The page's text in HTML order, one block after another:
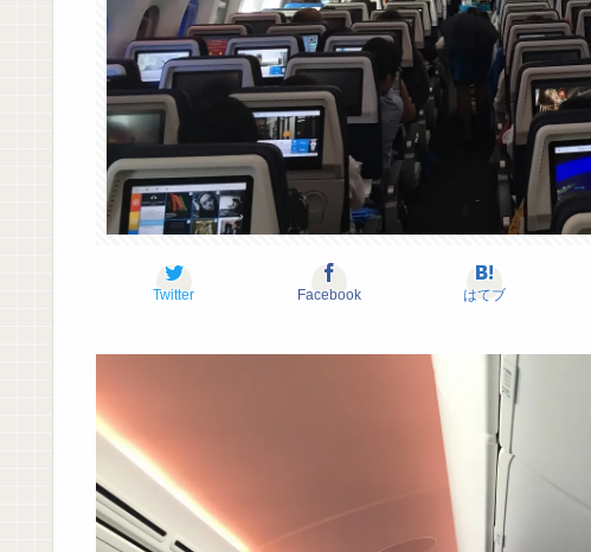
Twitter Facebook はてブ